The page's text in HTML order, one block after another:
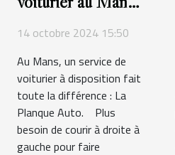
La Planque Auto
pour une prise en
charge complète !
14 octobre 2024 15:50
Au Mans, un service de
voiturier à disposition fait
toute la différence : La
Planque Auto. Plus
besoin de courir à droite à
gauche pour faire